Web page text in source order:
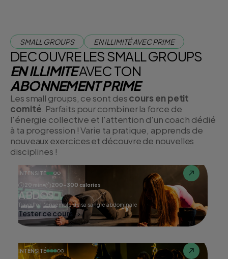
SMALL GROUPS EN ILLIMITÉ AVEC PRIME
DECOUVRE LES SMALL GROUPS
EN ILLIMITEAVEC TON
ABONNEMENT PRIME
Les small groups, ce sont descours en petit
comité . Parfaits pour combiner la force de
l'énergie collective et l'attention d'un coach dédié
à ta progression ! Varie ta pratique, apprends de
nouveaux exercices et découvre de nouvelles
disciplines !
INTENSITÉ
20 min
200-300 calories
ABDOS
Travailler l'ensemble de sa sangle abdominale
Tester ce cours
INTENSITÉ